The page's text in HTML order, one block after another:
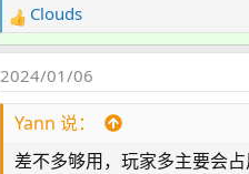
反
馈
：
Clouds
2024/01/06
Yann 说：
差不多够用，玩家多主要会占